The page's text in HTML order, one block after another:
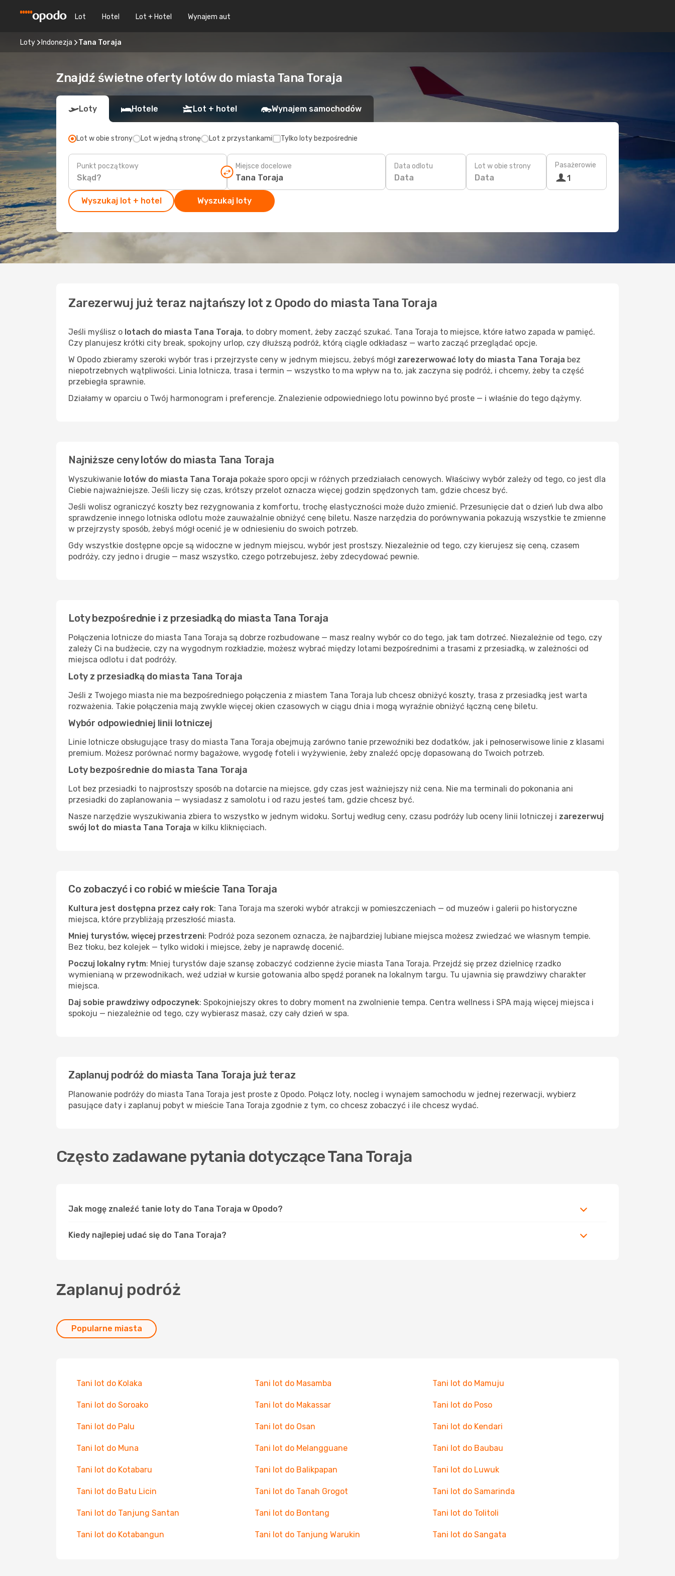
Lot Hotel Lot + Hotel Wynajem aut
Loty Indonezja Tana Toraja
Znajdź świetne oferty lotów do miasta Tana Toraja
Loty Hotele Lot + hotel Wynajem samochodów
Lot w obie strony Lot w jedną stronę Lot z przystankami Tylko loty bezpośrednie
Punkt początkowy Miejsce docelowe Data odlotu
Data
Lot w obie strony
Data
Pasażerowie
1
Wyszukaj lot + hotel Wyszukaj loty
Zarezerwuj już teraz najtańszy lot z Opodo do miasta Tana Toraja
Jeśli myślisz o lotach do miasta Tana Toraja, to dobry moment, żeby zacząć szukać. Tana Toraja to miejsce, które łatwo zapada w pamięć.
Czy planujesz krótki city break, spokojny urlop, czy dłuższą podróż, którą ciągle odkładasz — warto zacząć przeglądać opcje.
W Opodo zbieramy szeroki wybór tras i przejrzyste ceny w jednym miejscu, żebyś mógł zarezerwować loty do miasta Tana Toraja bez
niepotrzebnych wątpliwości. Linia lotnicza, trasa i termin — wszystko to ma wpływ na to, jak zaczyna się podróż, i chcemy, żeby ta część
przebiegła sprawnie.
Działamy w oparciu o Twój harmonogram i preferencje. Znalezienie odpowiedniego lotu powinno być proste — i właśnie do tego dążymy.
Najniższe ceny lotów do miasta Tana Toraja
Wyszukiwanie lotów do miasta Tana Toraja pokaże sporo opcji w różnych przedziałach cenowych. Właściwy wybór zależy od tego, co jest dla
Ciebie najważniejsze. Jeśli liczy się czas, krótszy przelot oznacza więcej godzin spędzonych tam, gdzie chcesz być.
Jeśli wolisz ograniczyć koszty bez rezygnowania z komfortu, trochę elastyczności może dużo zmienić. Przesunięcie dat o dzień lub dwa albo
sprawdzenie innego lotniska odlotu może zauważalnie obniżyć cenę biletu. Nasze narzędzia do porównywania pokazują wszystkie te zmienne
w przejrzysty sposób, żebyś mógł ocenić je w odniesieniu do swoich potrzeb.
Gdy wszystkie dostępne opcje są widoczne w jednym miejscu, wybór jest prostszy. Niezależnie od tego, czy kierujesz się ceną, czasem
podróży, czy jedno i drugie — masz wszystko, czego potrzebujesz, żeby zdecydować pewnie.
Loty bezpośrednie i z przesiadką do miasta Tana Toraja
Połączenia lotnicze do miasta Tana Toraja są dobrze rozbudowane — masz realny wybór co do tego, jak tam dotrzeć. Niezależnie od tego, czy
zależy Ci na budżecie, czy na wygodnym rozkładzie, możesz wybrać między lotami bezpośrednimi a trasami z przesiadką, w zależności od
miejsca odlotu i dat podróży.
Loty z przesiadką do miasta Tana Toraja
Jeśli z Twojego miasta nie ma bezpośredniego połączenia z miastem Tana Toraja lub chcesz obniżyć koszty, trasa z przesiadką jest warta
rozważenia. Takie połączenia mają zwykle więcej okien czasowych w ciągu dnia i mogą wyraźnie obniżyć łączną cenę biletu.
Wybór odpowiedniej linii lotniczej
Linie lotnicze obsługujące trasy do miasta Tana Toraja obejmują zarówno tanie przewoźniki bez dodatków, jak i pełnoserwisowe linie z klasami
premium. Możesz porównać normy bagażowe, wygodę foteli i wyżywienie, żeby znaleźć opcję dopasowaną do Twoich potrzeb.
Loty bezpośrednie do miasta Tana Toraja
Lot bez przesiadki to najprostszy sposób na dotarcie na miejsce, gdy czas jest ważniejszy niż cena. Nie ma terminali do pokonania ani
przesiadki do zaplanowania — wysiadasz z samolotu i od razu jesteś tam, gdzie chcesz być.
Nasze narzędzie wyszukiwania zbiera to wszystko w jednym widoku. Sortuj według ceny, czasu podróży lub oceny linii lotniczej i zarezerwuj
swój lot do miasta Tana Toraja w kilku kliknięciach.
Co zobaczyć i co robić w mieście Tana Toraja
Kultura jest dostępna przez cały rok: Tana Toraja ma szeroki wybór atrakcji w pomieszczeniach — od muzeów i galerii po historyczne
miejsca, które przybliżają przeszłość miasta.
Mniej turystów, więcej przestrzeni: Podróż poza sezonem oznacza, że najbardziej lubiane miejsca możesz zwiedzać we własnym tempie.
Bez tłoku, bez kolejek — tylko widoki i miejsce, żeby je naprawdę docenić.
Poczuj lokalny rytm: Mniej turystów daje szansę zobaczyć codzienne życie miasta Tana Toraja. Przejdź się przez dzielnicę rzadko
wymienianą w przewodnikach, weź udział w kursie gotowania albo spędź poranek na lokalnym targu. Tu ujawnia się prawdziwy charakter
miejsca.
Daj sobie prawdziwy odpoczynek: Spokojniejszy okres to dobry moment na zwolnienie tempa. Centra wellness i SPA mają więcej miejsca i
spokoju — niezależnie od tego, czy wybierasz masaż, czy cały dzień w spa.
Zaplanuj podróż do miasta Tana Toraja już teraz
Planowanie podróży do miasta Tana Toraja jest proste z Opodo. Połącz loty, nocleg i wynajem samochodu w jednej rezerwacji, wybierz
pasujące daty i zaplanuj pobyt w mieście Tana Toraja zgodnie z tym, co chcesz zobaczyć i ile chcesz wydać.
Często zadawane pytania dotyczące Tana Toraja
Jak mogę znaleźć tanie loty do Tana Toraja w Opodo?
Kiedy najlepiej udać się do Tana Toraja?
Zaplanuj podróż
Popularne miasta
Tani lot do Kolaka Tani lot do Masamba Tani lot do Mamuju
Tani lot do Soroako Tani lot do Makassar Tani lot do Poso
Tani lot do Palu Tani lot do Osan Tani lot do Kendari
Tani lot do Muna Tani lot do Melangguane Tani lot do Baubau
Tani lot do Kotabaru Tani lot do Balikpapan Tani lot do Luwuk
Tani lot do Batu Licin Tani lot do Tanah Grogot Tani lot do Samarinda
Tani lot do Tanjung Santan Tani lot do Bontang Tani lot do Tolitoli
Tani lot do Kotabangun Tani lot do Tanjung Warukin Tani lot do Sangata